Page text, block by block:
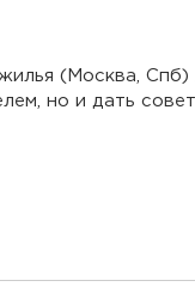
(Москва, Спб)
но и дать